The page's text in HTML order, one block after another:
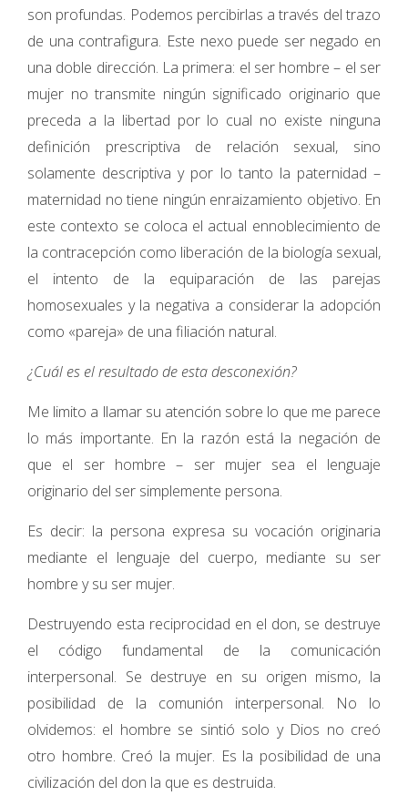
son profundas. Podemos percibirlas a través del trazo
de una contrafigura. Este nexo puede ser negado en
una doble dirección. La primera: el ser hombre – el ser
mujer no transmite ningún significado originario que
preceda a la libertad por lo cual no existe ninguna
definición prescriptiva de relación sexual, sino
solamente descriptiva y por lo tanto la paternidad –
maternidad no tiene ningún enraizamiento objetivo. En
este contexto se coloca el actual ennoblecimiento de
la contracepción como liberación de la biología sexual,
el intento de la equiparación de las parejas
homosexuales y la negativa a considerar la adopción
como «pareja» de una filiación natural.
¿Cuál es el resultado de esta desconexión?
Me limito a llamar su atención sobre lo que me parece
lo más importante. En la razón está la negación de
que el ser hombre – ser mujer sea el lenguaje
originario del ser simplemente persona.
Es decir: la persona expresa su vocación originaria
mediante el lenguaje del cuerpo, mediante su ser
hombre y su ser mujer.
Destruyendo esta reciprocidad en el don, se destruye
el código fundamental de la comunicación
interpersonal. Se destruye en su origen mismo, la
posibilidad de la comunión interpersonal. No lo
olvidemos: el hombre se sintió solo y Dios no creó
otro hombre. Creó la mujer. Es la posibilidad de una
civilización del don la que es destruida.